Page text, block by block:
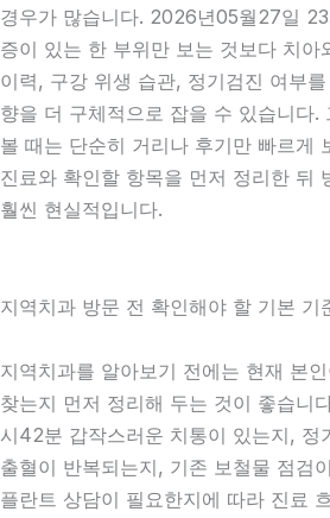
경우가 많습니다. 2026년05월27일
증이 있는 한 부위만 보는 것보다 치아
이력, 구강 위생 습관, 정기검진 여부
향을 더 구체적으로 잡을 수 있습니다.
볼 때는 단순히 거리나 후기만 빠르게
진료와 확인할 항목을 먼저 정리한 뒤
훨씬 현실적입니다.
지역치과 방문 전 확인해야 할 기본 기
지역치과를 알아보기 전에는 현재 본
찾는지 먼저 정리해 두는 것이 좋습니
시42분 갑작스러운 치통이 있는지, 정
출혈이 반복되는지, 기존 보철물 점검
플란트 상담이 필요한지에 따라 진료